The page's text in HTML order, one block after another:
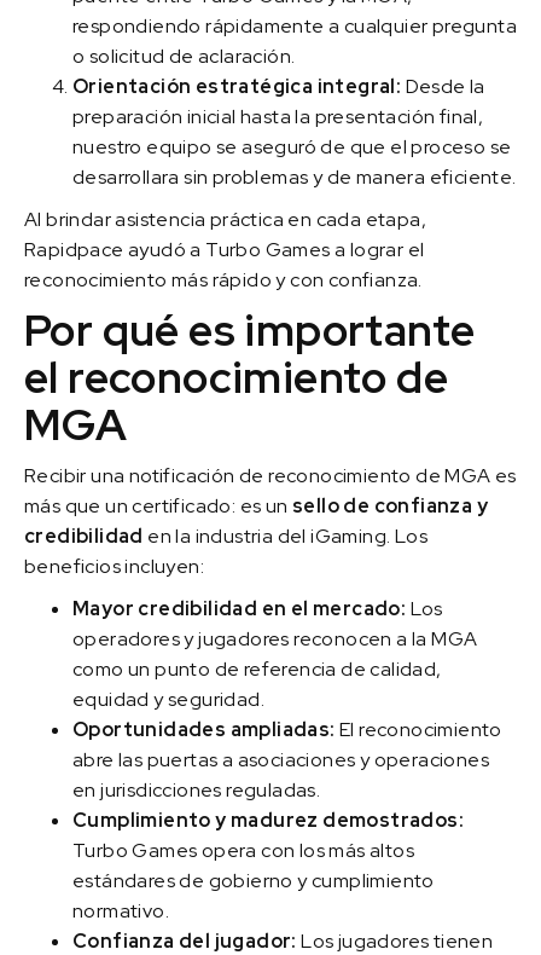
respondiendo rápidamente a cualquier pregunta
o solicitud de aclaración.
Orientación estratégica integral: Desde la
preparación inicial hasta la presentación final,
nuestro equipo se aseguró de que el proceso se
desarrollara sin problemas y de manera eficiente.
Al brindar asistencia práctica en cada etapa,
Rapidpace ayudó a Turbo Games a lograr el
reconocimiento más rápido y con confianza.
Por qué es importante
el reconocimiento de
MGA
Recibir una notificación de reconocimiento de MGA es
más que un certificado: es un sello de confianza y
credibilidad en la industria del iGaming. Los
beneficios incluyen:
Mayor credibilidad en el mercado: Los
operadores y jugadores reconocen a la MGA
como un punto de referencia de calidad,
equidad y seguridad.
Oportunidades ampliadas: El reconocimiento
abre las puertas a asociaciones y operaciones
en jurisdicciones reguladas.
Cumplimiento y madurez demostrados:
Turbo Games opera con los más altos
estándares de gobierno y cumplimiento
normativo.
Confianza del jugador: Los jugadores tienen